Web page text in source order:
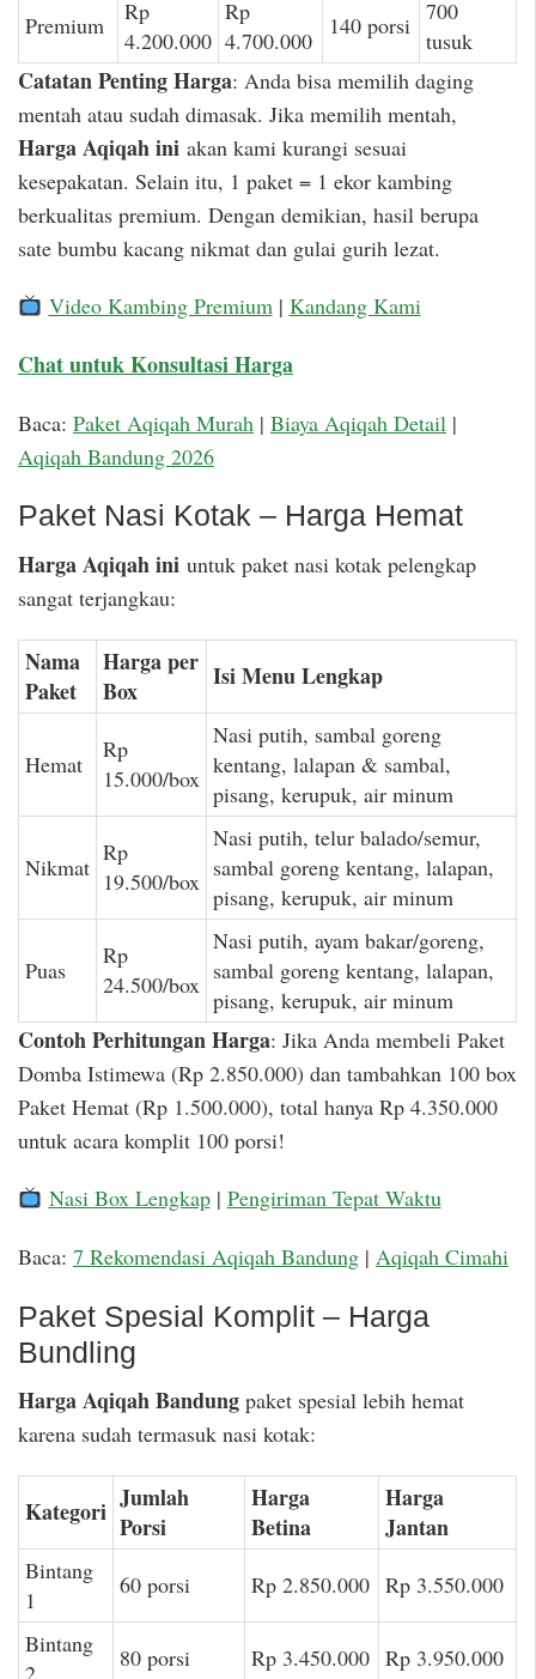
Premium
Rp
4.200.000
Rp
4.700.000
140 porsi 700
tusuk
Catatan Penting Harga: Anda bisa memilih daging
mentah atau sudah dimasak. Jika memilih mentah,
Harga Aqiqah ini akan kami kurangi sesuai
kesepakatan. Selain itu, 1 paket = 1 ekor kambing
berkualitas premium. Dengan demikian, hasil berupa
sate bumbu kacang nikmat dan gulai gurih lezat.
Video Kambing Premium| Kandang Kami
Chat untuk Konsultasi Harga
Baca: Paket Aqiqah Murah | Biaya Aqiqah Detail |
Aqiqah Bandung 2026
Paket Nasi Kotak – Harga Hemat
Harga Aqiqah ini untuk paket nasi kotak pelengkap
sangat terjangkau:
Nama
Paket
Harga per
Box
Isi Menu Lengkap
Hemat
Rp
15.000/box
Nasi putih, sambal goreng
kentang, lalapan & sambal,
pisang, kerupuk, air minum
Nikmat
Rp
19.500/box
Nasi putih, telur balado/semur,
sambal goreng kentang, lalapan,
pisang, kerupuk, air minum
Puas
Rp
24.500/box
Nasi putih, ayam bakar/goreng,
sambal goreng kentang, lalapan,
pisang, kerupuk, air minum
Contoh Perhitungan Harga: Jika Anda membeli Paket
Domba Istimewa (Rp 2.850.000) dan tambahkan 100 box
Paket Hemat (Rp 1.500.000), total hanya Rp 4.350.000
untuk acara komplit 100 porsi!
Nasi Box Lengkap| Pengiriman Tepat Waktu
Baca: 7 Rekomendasi Aqiqah Bandung | Aqiqah Cimahi
Paket Spesial Komplit – Harga
Bundling
Harga Aqiqah Bandung paket spesial lebih hemat
karena sudah termasuk nasi kotak:
Kategori Jumlah
Porsi
Harga
Betina
Harga
Jantan
Bintang
1
60 porsi Rp 2.850.000 Rp 3.550.000
Bintang
2
80 porsi Rp 3.450.000 Rp 3.950.000